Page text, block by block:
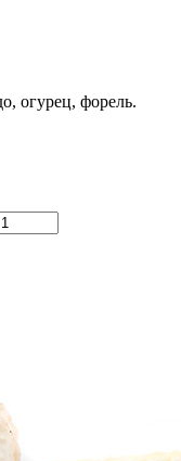
огурец, форель.